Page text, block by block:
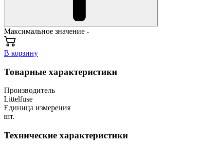
Максимальное значение -
В корзину
Товарные характеристики
Производитель
Littelfuse
Единица измерения
шт.
Технические характеристики